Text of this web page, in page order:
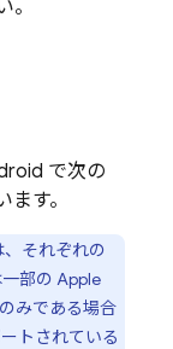
。
で次の
す。
それぞれの
部の Apple
みである場合
トされている